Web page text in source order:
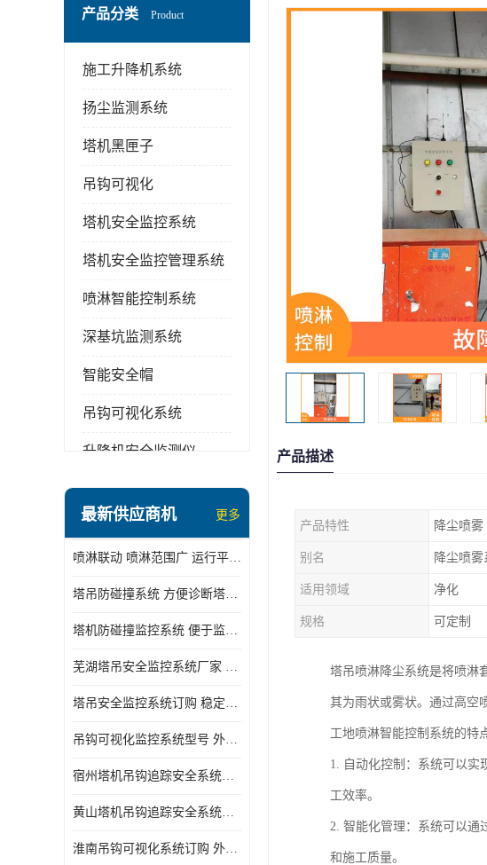
产品分类 Product
施工升降机系统
扬尘监测系统
塔机黑匣子
吊钩可视化
塔机安全监控系统
塔机安全监控管理系统
喷淋智能控制系统
深基坑监测系统
智能安全帽
吊钩可视化系统
升降机安全监测仪
最新供应商机 更多
喷淋联动 喷淋范围广 运行平稳 噪音小
塔吊防碰撞系统 方便诊断塔机状态 自动变焦智能化跟踪
塔机防碰撞监控系统 便于监督和管理 主要应用于塔机的实时监控
芜湖塔吊安全监控系统厂家 外观简洁大方 减少盲吊引发的事故
塔吊安全监控系统订购 稳定性高 结构清晰稳定
吊钩可视化监控系统型号 外观简洁大方 信号稳定 抗干扰性强
宿州塔机吊钩追踪安全系统厂家 提高工作效率 结构清晰稳定
黄山塔机吊钩追踪安全系统价格 可远程查看 减少盲吊引发的事故
淮南吊钩可视化系统订购 外观简洁大方 体积小 占用空间小
产品描述
产品特性 降尘喷雾
别名 降尘喷雾
适用领域 净化
规格 可定制
塔吊喷淋降尘系统是将喷淋
其为雨状或雾状。通过高空
工地喷淋智能控制系统的特
1. 自动化控制：系统可以实
工效率。
2. 智能化管理：系统可以通
和施工质量。